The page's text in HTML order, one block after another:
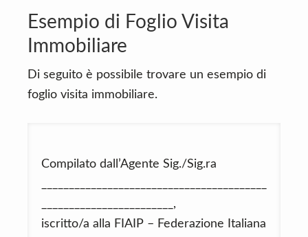
Esempio di Foglio Visita
Immobiliare
Di seguito è possibile trovare un esempio di
foglio visita immobiliare.
Compilato dall’Agente Sig./Sig.ra
________________________,
iscritto/a alla FIAIP – Federazione Italiana